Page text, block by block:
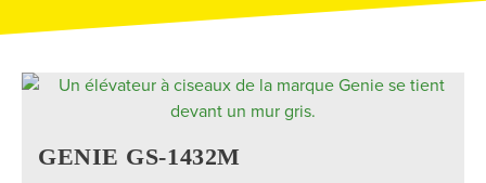
GENIE GS-1432M